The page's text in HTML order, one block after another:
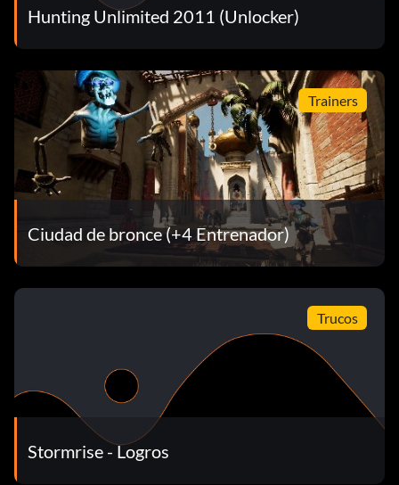
Hunting Unlimited 2011 (Unlocker)
Trainers
Ciudad de bronce (+4 Entrenador)
Trucos
Stormrise - Logros